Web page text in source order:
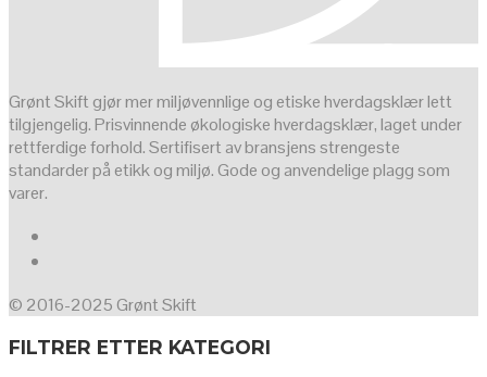
Grønt Skift gjør mer miljøvennlige og etiske hverdagsklær lett
tilgjengelig. Prisvinnende økologiske hverdagsklær, laget under
rettferdige forhold. Sertifisert av bransjens strengeste
standarder på etikk og miljø. Gode og anvendelige plagg som
varer.
© 2016-2025 Grønt Skift
FILTRER ETTER KATEGORI